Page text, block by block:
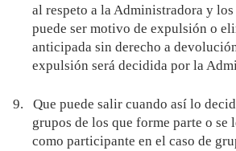
al respeto a la Administradora y
puede ser motivo de expulsión o
anticipada sin derecho a
expulsión será decidida por la
9.
Que puede salir cuando así lo
grupos de los que forme parte o se
como participante en el caso de